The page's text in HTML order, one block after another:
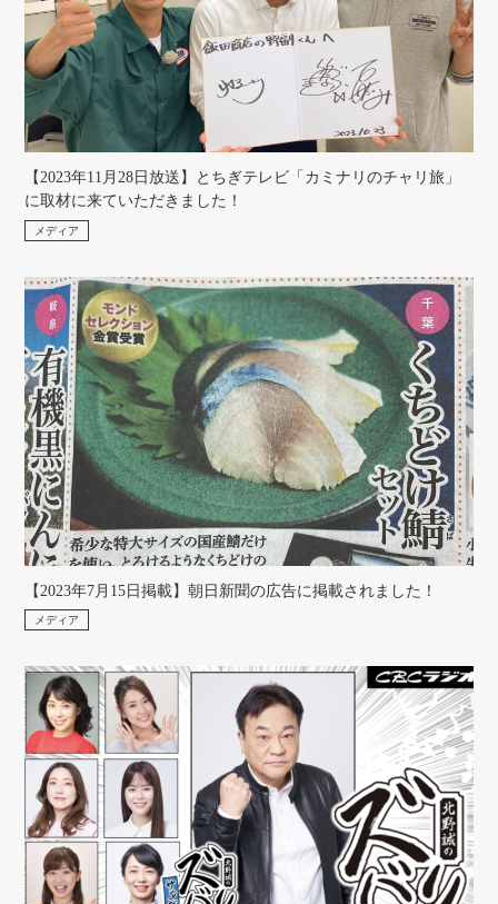
【2023年11月28日放送】とちぎテレビ「カミナリのチャリ旅」
に取材に来ていただきました！
メディア
【2023年7月15日掲載】朝日新聞の広告に掲載されました！
メディア